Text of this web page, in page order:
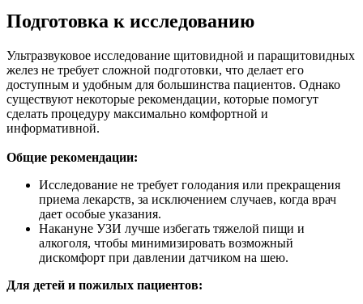
Подготовка к исследованию
Ультразвуковое исследование щитовидной и паращитовидных
желез не требует сложной подготовки, что делает его
доступным и удобным для большинства пациентов. Однако
существуют некоторые рекомендации, которые помогут
сделать процедуру максимально комфортной и
информативной.
Общие рекомендации:
Исследование не требует голодания или прекращения
приема лекарств, за исключением случаев, когда врач
дает особые указания.
Накануне УЗИ лучше избегать тяжелой пищи и
алкоголя, чтобы минимизировать возможный
дискомфорт при давлении датчиком на шею.
Для детей и пожилых пациентов: